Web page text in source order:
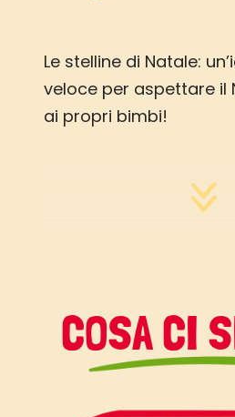
Le stelline di Natale:
veloce per aspettare il
ai propri bimbi!
COSA CI